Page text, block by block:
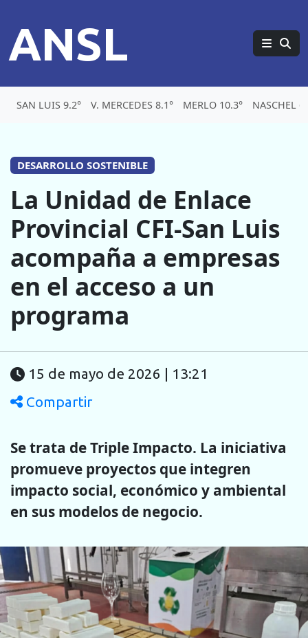
ANSL
SAN LUIS 9.2° V. MERCEDES 8.1° MERLO 10.3° NASCHEL
DESARROLLO SOSTENIBLE
La Unidad de Enlace
Provincial CFI-San Luis
acompaña a empresas
en el acceso a un
programa
15 de mayo de 2026 | 13:21
Compartir
Se trata de Triple Impacto. La iniciativa
promueve proyectos que integren
impacto social, económico y ambiental
en sus modelos de negocio.